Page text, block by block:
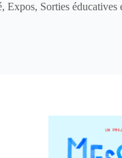
, Expos, Sorties éducatives